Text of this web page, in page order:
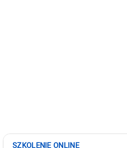
SZKOLENIE ONLINE